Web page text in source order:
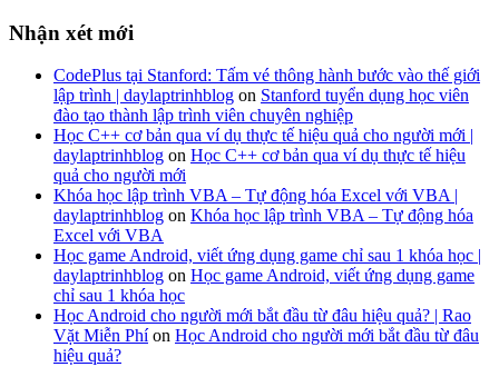
Nhận xét mới
CodePlus tại Stanford: Tấm vé thông hành bước vào thế giới
lập trình | daylaptrinhblog on Stanford tuyển dụng học viên
đào tạo thành lập trình viên chuyên nghiệp
Học C++ cơ bản qua ví dụ thực tế hiệu quả cho người mới |
daylaptrinhblog on Học C++ cơ bản qua ví dụ thực tế hiệu
quả cho người mới
Khóa học lập trình VBA – Tự động hóa Excel với VBA |
daylaptrinhblog on Khóa học lập trình VBA – Tự động hóa
Excel với VBA
Học game Android, viết ứng dụng game chỉ sau 1 khóa học |
daylaptrinhblog on Học game Android, viết ứng dụng game
chỉ sau 1 khóa học
Học Android cho người mới bắt đầu từ đâu hiệu quả? | Rao
Vặt Miễn Phíon Học Android cho người mới bắt đầu từ đâu
hiệu quả?